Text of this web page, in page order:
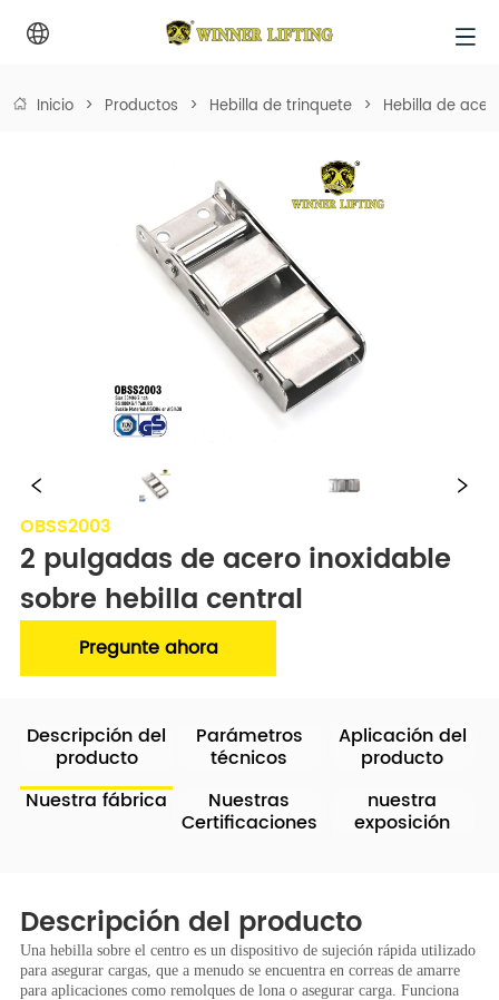
Inicio > Productos > Hebilla de trinquete > Hebilla de
OBSS2003
2 pulgadas de acero inoxidable
sobre hebilla central
Pregunte ahora
Descripción del
producto
Parámetros
técnicos
Aplicación del
producto
Nuestra fábrica
Nuestras
Certificaciones
nuestra
exposición
Descripción del producto
Una hebilla sobre el centro es un dispositivo de sujeción rápida utilizado
para asegurar cargas, que a menudo se encuentra en correas de amarre
para aplicaciones como remolques de lona o asegurar carga. Funciona